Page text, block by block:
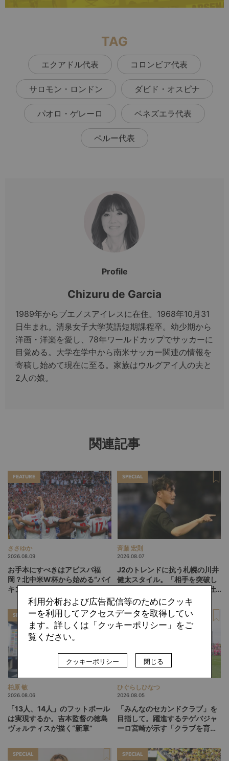
TAG
エクアドル代表 コロンビア代表
サロモン・ロンドン ダビド・オスピナ
パオロ・ゲレーロ ベネズエラ代表
ペルー代表
Profile
Chizuru de Garcia
1989年からブエノスアイレスに在住。1968年10月31
日生まれ。清泉女子大学英語短期課程卒。幼少期から
洋画・洋楽を愛し、78年ワールドカップでサッカーに
目覚める。大学在学中から南米サッカー関連の情報を
寄稿し始めて現在に至る。家族はウルグアイ人の夫と
2人の娘。
関連記事
FEATURE
ささゆか
2026.08.09
お手本にすべきはアビスパ福
岡？北中米W杯から始める“バイ
キング・ロ
ー”、“Wonderwall”の日本版を
探す旅
SPECIAL
斉藤 宏則
2026.08.07
J2のトレンドに抗う札幌の川井
健太スタイル。「相手を突破し
ていく」鍵は多彩なWG陣の仕
掛け
SPECIAL
柏原 敏
2026.08.06
「13人、14人」のフットボール
は実現するか。吉本監督の徳島
ヴォルティスが描く“新章”
SPECIAL
ひぐらしひなつ
2026.08.05
「みんなのセカンドクラブ」を
目指して。躍進するテゲバジャ
ーロ宮崎が示す「クラブを育て
SPECIAL SPECIAL
利用分析および広告配信等のためにクッキ
ーを利用してアクセスデータを取得してい
ます。詳しくは「クッキーポリシー」をご
覧ください。
クッキーポリシー 閉じる